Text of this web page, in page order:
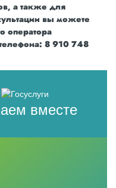
а также для
вы можете
оператора
8 910 748
вместе